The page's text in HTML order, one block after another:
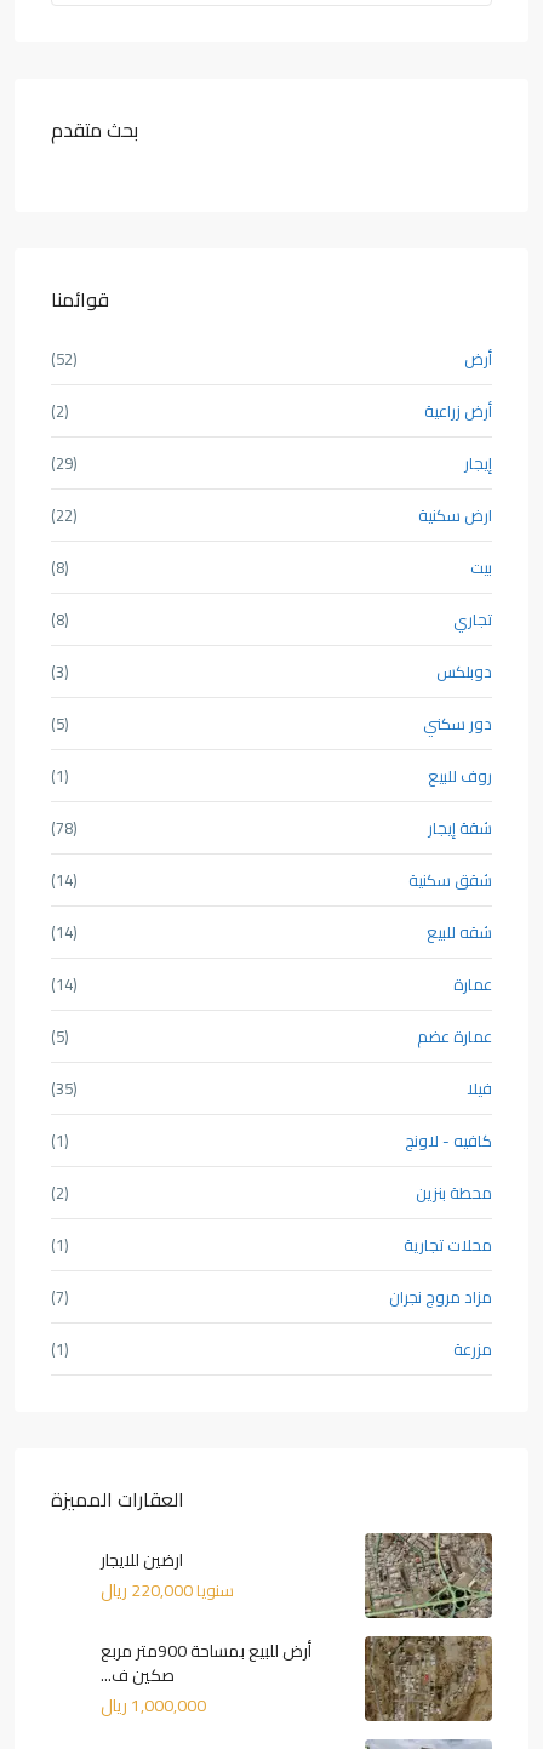
بحث متقدم
قوائمنا
أرض
(52)
أرض زراعية
(2)
إيجار
(29)
ارض سكنية
(22)
بيت
(8)
تجاري
(8)
دوبلكس
(3)
دور سكني
(5)
روف للبيع
(1)
شقة إيجار
(78)
شقق سكنية
(14)
شقه للبيع
(14)
عمارة
(14)
عمارة عضم
(5)
فيلا
(35)
كافيه - لاونج
(1)
محطة بنزين
(2)
محلات تجارية
(1)
مزاد مروج نجران
(7)
مزرعة
(1)
العقارات المميزة
ارضين للايجار
سنويا220,000 ريال
أرض للبيع بمساحة 900متر مربع
صكين ف...
1,000,000 ريال